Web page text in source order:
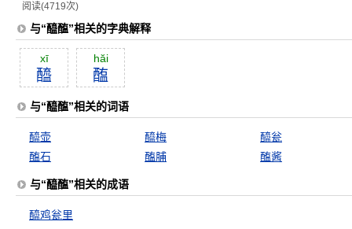
阅读(4719次)
与“醯醢”相关的字典解释
xī
醯
hăi
醢
与“醯醢”相关的词语
醯壶 醯梅
醯瓮
醢石
醢脯 醢酱
与“醯醢”相关的成语
醯鸡瓮里